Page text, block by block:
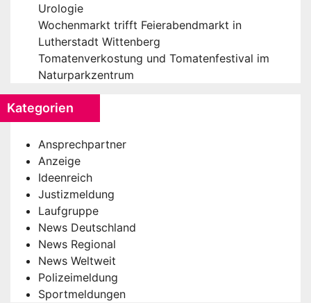
Urologie
Wochenmarkt trifft Feierabendmarkt in
Lutherstadt Wittenberg
Tomatenverkostung und Tomatenfestival im
Naturparkzentrum
Kategorien
Ansprechpartner
Anzeige
Ideenreich
Justizmeldung
Laufgruppe
News Deutschland
News Regional
News Weltweit
Polizeimeldung
Sportmeldungen